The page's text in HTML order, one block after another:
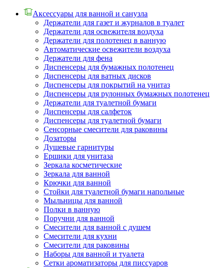
Аксессуары для ванной и санузла
Держатели для газет и журналов в туалет
Держатели для освежителя воздуха
Держатели для полотенец в ванную
Автоматические освежители воздуха
Держатели для фена
Диспенсеры для бумажных полотенец
Диспенсеры для ватных дисков
Диспенсеры для покрытий на унитаз
Диспенсеры для рулонных бумажных полотенец
Держатели для туалетной бумаги
Диспенсеры для салфеток
Диспенсеры для туалетной бумаги
Сенсорные смесители для раковины
Дозаторы
Душевые гарнитуры
Ершики для унитаза
Зеркала косметические
Зеркала для ванной
Крючки для ванной
Стойки для туалетной бумаги напольные
Мыльницы для ванной
Полки в ванную
Поручни для ванной
Смесители для ванной с душем
Смесители для кухни
Смесители для раковины
Наборы для ванной и туалета
Сетки ароматизаторы для писсуаров